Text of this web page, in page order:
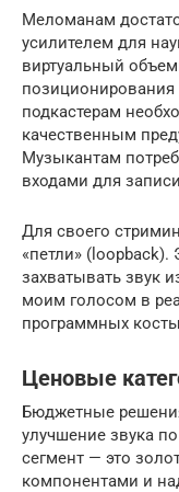
Меломанам
усилителем для
виртуальный
подкастерам
качественным
Музыкантам
входами для
Для своего
«петли»
захватывать звук
моим голосом в
программных
Ценовые
Бюджетные
улучшение звука
сегмент — это
компонентами и